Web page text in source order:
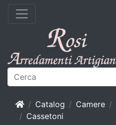
HomeCatalog Camere
Cassetoni